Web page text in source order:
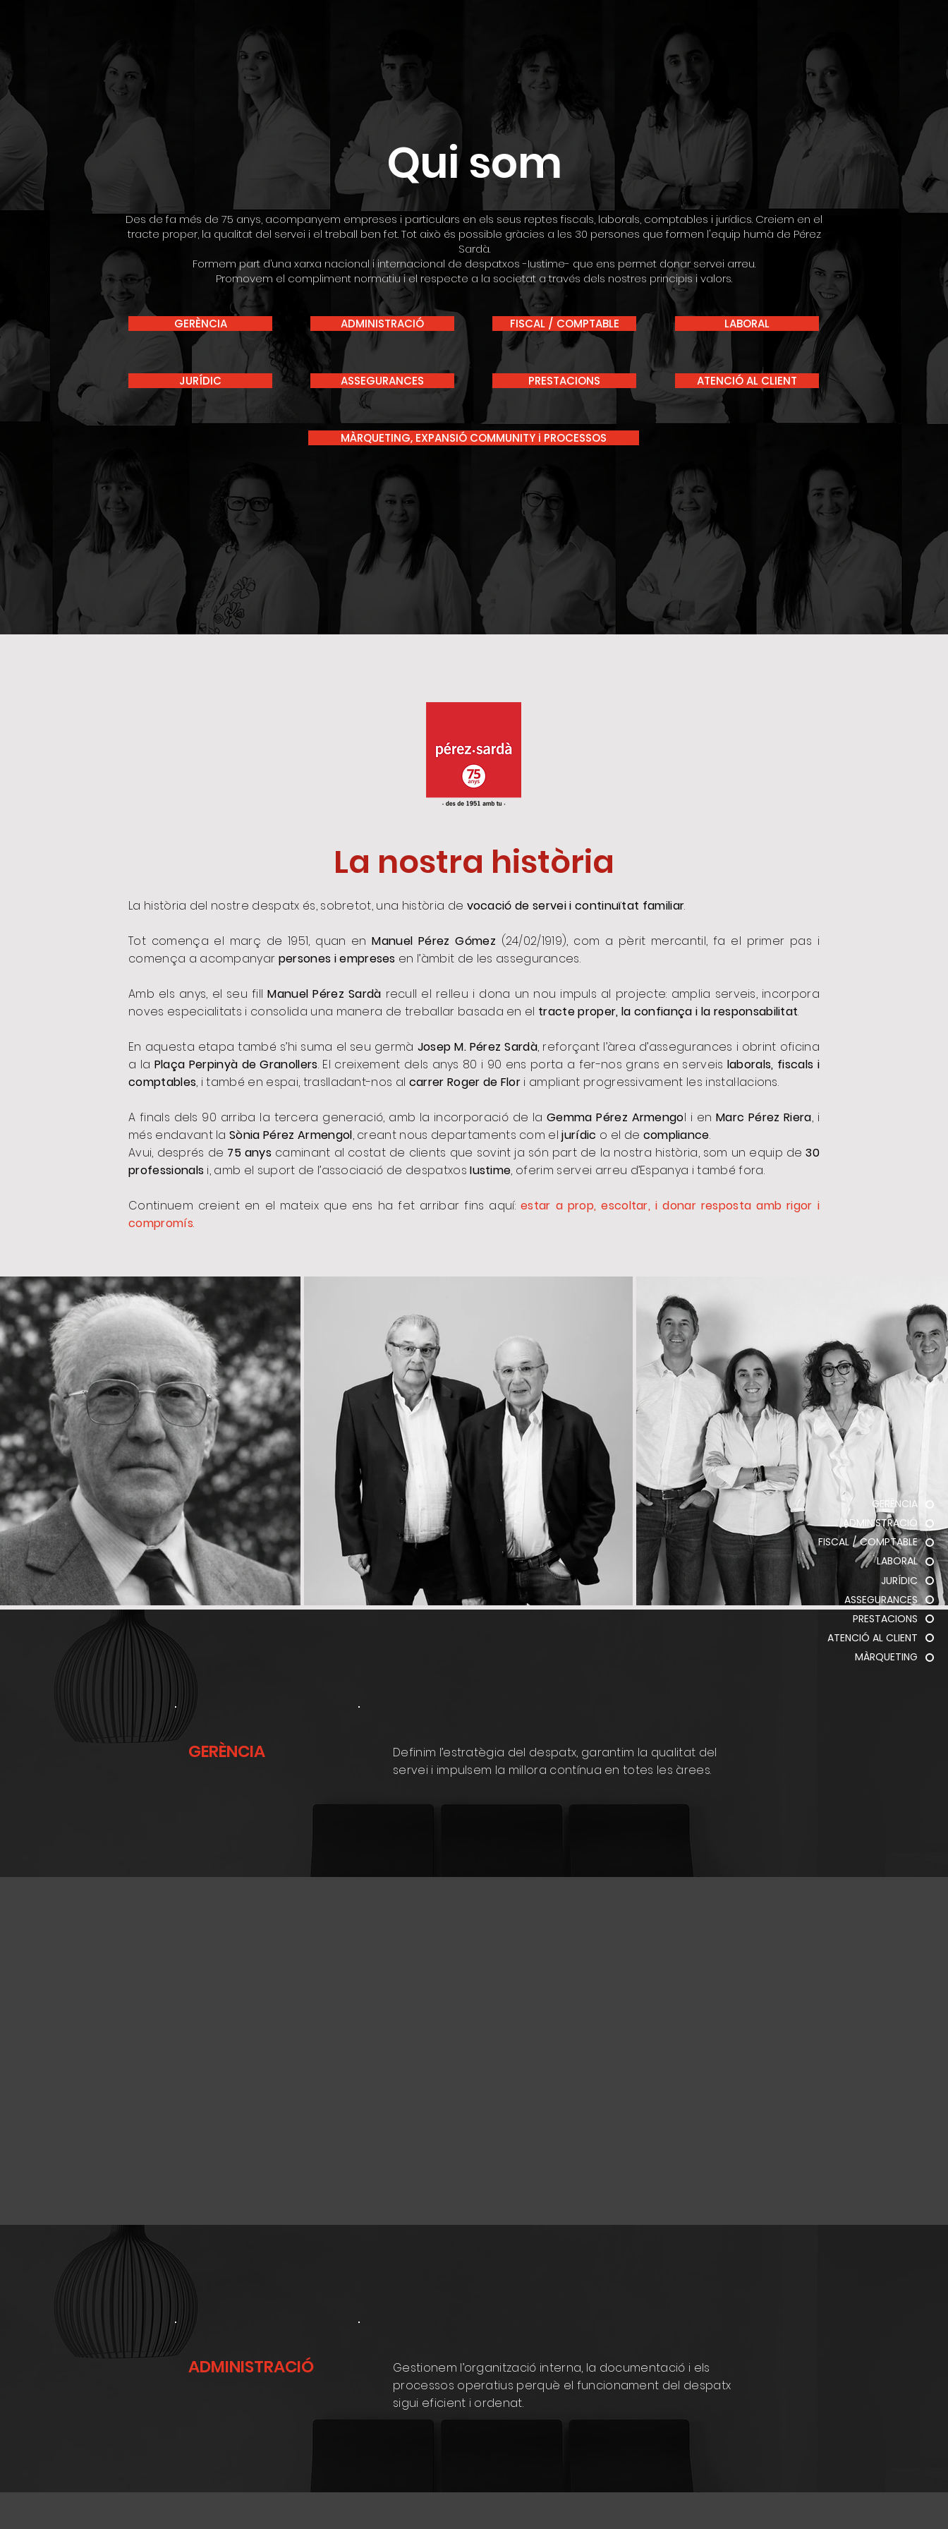
GERÈNCIA
ADMINISTRACIÓ
FISCAL / COMPTABLE
LABORAL
JURÍDIC
ASSEGURANCES
PRESTACIONS
ATENCIÓ AL CLIENT
MÀRQUETING
Qui som
Des de fa més de 75 anys, acompanyem empreses i particulars en els seus reptes fiscals, laborals, comptables i jurídics. Creiem en el
tracte proper, la qualitat del servei i el treball ben fet. Tot això és possible gràcies a les 30 persones que formen l'equip humà de Pérez
Sardà.
Formem part d’una xarxa nacional i internacional de despatxos -Iustime- que ens permet donar servei arreu.
Promovem el compliment normatiu i el respecte a la societat a través dels nostres principis i valors.
GERÈNCIA
JURÍDIC
ADMINISTRACIÓ
ASSEGURANCES
FISCAL / COMPTABLE
PRESTACIONS
LABORAL
ATENCIÓ AL CLIENT
MÀRQUETING, EXPANSIÓ COMMUNITY i PROCESSOS
La nostra història
La història del nostre despatx és, sobretot, una història de vocació de servei i continuïtat familiar.
Tot comença el març de 1951, quan enManuel Pérez Gómez (24/02/1919), com a pèrit mercantil, fa el primer pas i
comença a acompanyar persones i empreses en l’àmbit de les assegurances.
Amb els anys, el seu fillManuel Pérez Sardà recull el relleu i dona un nou impuls al projecte: amplia serveis, incorpora
noves especialitats i consolida una manera de treballar basada en el tracte proper, la confiança i la responsabilitat.
En aquesta etapa també s’hi suma el seu germà Josep M. Pérez Sardà, reforçant l’àrea d’assegurances i obrint oficina
a la Plaça Perpinyà de Granollers. El creixement dels anys 80 i 90 ens porta a fer-nos grans en serveis laborals, fiscals i
comptables, i també en espai, traslladant-nos al carrer Roger de Flor i ampliant progressivament les instal·lacions.
A finals dels 90 arriba la tercera generació, amb la incorporació de laGemma Pérez Armengol i en Marc Pérez Riera, i
més endavant laSònia Pérez Armengol, creant nous departaments com eljurídic o el de compliance.
Avui, després de 75 anys caminant al costat de clients que sovint ja són part de la nostra història, som un equip de30
professionals i, amb el suport de l’associació de despatxosIustime, oferim servei arreu d’Espanya i també fora.
Continuem creient en el mateix que ens ha fet arribar fins aquí: estar a prop, escoltar, i donar resposta amb rigor i
compromís.
GERÈNCIA
Definim l’estratègia del despatx, garantim la qualitat del
servei i impulsem la millora contínua en totes les àrees.
ADMINISTRACIÓ
Gestionem l’organització interna, la documentació i els
processos operatius perquè el funcionament del despatx
sigui eficient i ordenat.